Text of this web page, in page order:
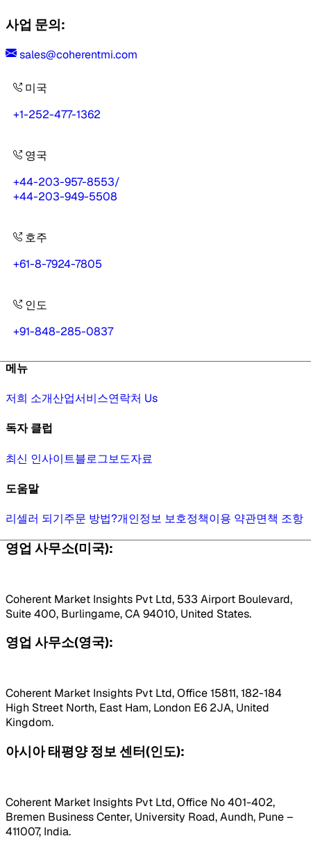
사업 문의:
sales@coherentmi.com
미국
+1-252-477-1362
영국
+44-203-957-8553/
+44-203-949-5508
호주
+61-8-7924-7805
인도
+91-848-285-0837
메뉴
저희 소개산업서비스연락처 Us
독자 클럽
최신 인사이트블로그보도자료
도움말
리셀러 되기주문 방법?개인정보 보호정책이용 약관면책 조항
영업 사무소(미국):
Coherent Market Insights Pvt Ltd, 533 Airport Boulevard,
Suite 400, Burlingame, CA 94010, United States.
영업 사무소(영국):
Coherent Market Insights Pvt Ltd, Office 15811, 182-184
High Street North, East Ham, London E6 2JA, United
Kingdom.
아시아 태평양 정보 센터(인도):
Coherent Market Insights Pvt Ltd, Office No 401-402,
Bremen Business Center, University Road, Aundh, Pune –
411007, India.